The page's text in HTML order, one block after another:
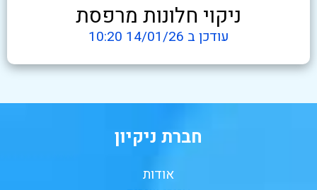
ניקוי חלונות מרפסת
עודכן ב 14/01/26 10:20
חברת ניקיון
אודות